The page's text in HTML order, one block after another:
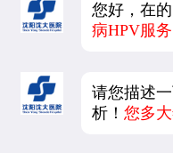
您好，在
病HPV服
请您描述
析！您多